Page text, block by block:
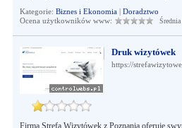
Kategorie: Biznes i Ekonomia| Doradztwo
Ocena użytkowników www:
Średnia
Druk wizytówek
https://
Firma Strefa Wizytówek z Poznania oferuje